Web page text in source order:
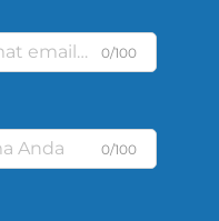
0/100
0/100